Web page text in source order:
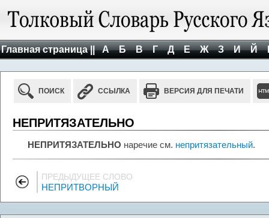
Главная страница || А Б В Г Д Е Ж З И Й
ПОИСК ССЫЛКА ВЕРСИЯ ДЛЯ ПЕЧАТИ
НЕПРИТЯЗАТЕЛЬНО
НЕПРИТЯЗАТЕЛЬНО наречие см. непритязательный.
ПРЕДЫДУЩЕЕ СЛОВО
НЕПРИТВОРНЫЙ